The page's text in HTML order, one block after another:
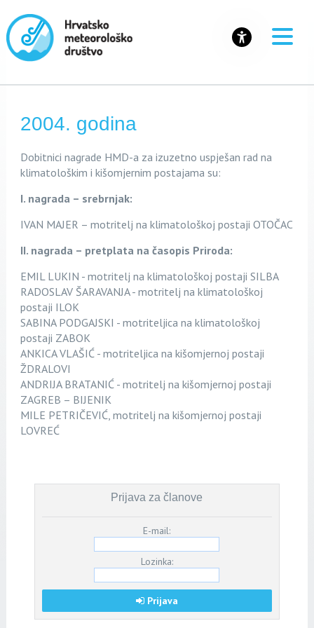
2004. godina
Dobitnici nagrade HMD-a za izuzetno uspješan rad na
klimatološkim i kišomjernim postajama su:
I. nagrada – srebrnjak:
IVAN MAJER – motritelj na klimatološkoj postaji OTOČAC
II. nagrada – pretplata na časopis Priroda:
EMIL LUKIN - motritelj na klimatološkoj postaji SILBA
RADOSLAV ŠARAVANJA - motritelj na klimatološkoj
postaji ILOK
SABINA PODGAJSKI - motriteljica na klimatološkoj
postaji ZABOK
ANKICA VLAŠIĆ - motriteljica na kišomjernoj postaji
ŽDRALOVI
ANDRIJA BRATANIĆ - motritelj na kišomjernoj postaji
ZAGREB – BIJENIK
MILE PETRIČEVIĆ, motritelj na kišomjernoj postaji
LOVREĆ
Prijava za članove
E-mail:
Lozinka:
Prijava